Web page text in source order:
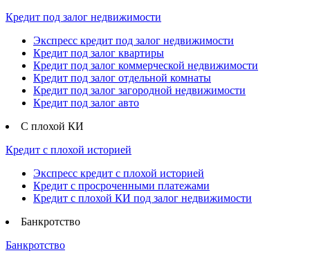
Кредит под залог недвижимости
Экспресс кредит под залог недвижимости
Кредит под залог квартиры
Кредит под залог коммерческой недвижимости
Кредит под залог отдельной комнаты
Кредит под залог загородной недвижимости
Кредит под залог авто
С плохой КИ
Кредит с плохой историей
Экспресс кредит с плохой историей
Кредит с просроченными платежами
Кредит с плохой КИ под залог недвижимости
Банкротство
Банкротство